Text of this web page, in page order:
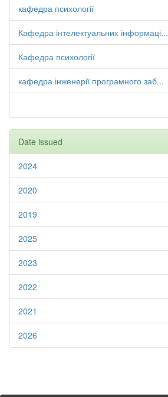
кафедра психології
Кафедра інтелектуальних інформаці...
Кафедра психології
кафедра інженерії програмного заб...
Date issued
2024
2020
2019
2025
2023
2022
2021
2026